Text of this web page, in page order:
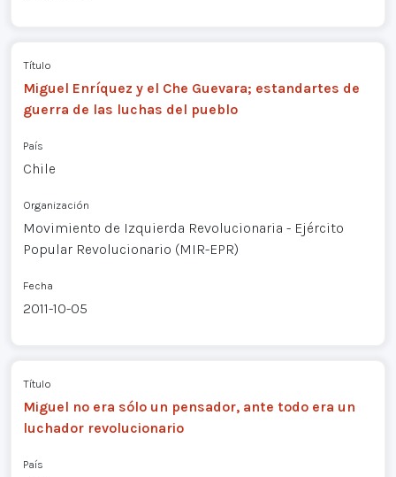
Título
Miguel Enríquez y el Che Guevara; estandartes de
guerra de las luchas del pueblo
País
Chile
Organización
Movimiento de Izquierda Revolucionaria - Ejército
Popular Revolucionario (MIR-EPR)
Fecha
2011-10-05
Título
Miguel no era sólo un pensador, ante todo era un
luchador revolucionario
País